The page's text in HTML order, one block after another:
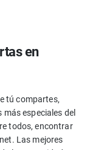
en
tú compartes,
especiales del
todos, encontrar
Las mejores